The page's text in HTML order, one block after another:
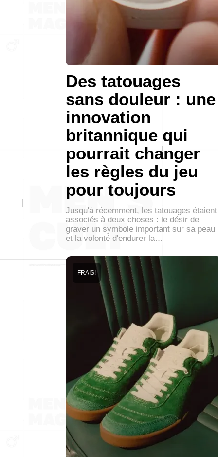
Des tatouages
sans douleur : une
innovation
britannique qui
pourrait changer
les règles du jeu
pour toujours
Jusqu'à récemment, les tatouages étaient
associés à deux choses : le désir de
graver un symbole important sur sa peau
et la volonté d'endurer la…
FRAIS!